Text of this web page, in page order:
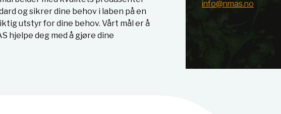
og sikrer dine behov i laben på en
utstyr for dine behov. Vårt mål er å
hjelpe deg med å gjøre dine
info@nmas.no